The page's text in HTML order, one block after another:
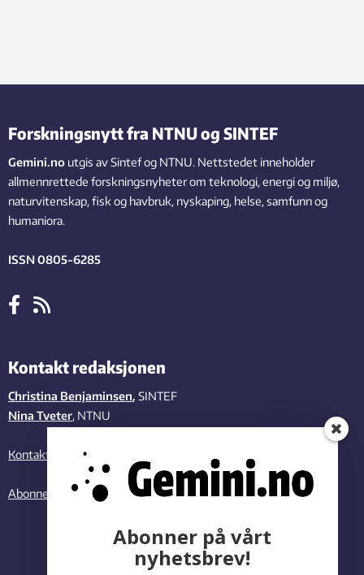
Forskningsnytt fra NTNU og SINTEF
Gemini.no utgis av Sintef og NTNU. Nettstedet inneholder
allmennrettede forskningsnyheter om teknologi, energi og miljø,
naturvitenskap, fisk og havbruk, nyskaping, helse, samfunn og
humaniora.
ISSN 0805-6285
Kontakt redaksjonen
Christina Benjaminsen, SINTEF
Nina Tveter, NTNU
Kontakt oss
Abonner på vårt nyhetsbrev
Abonner på vårt
nyhetsbrev!